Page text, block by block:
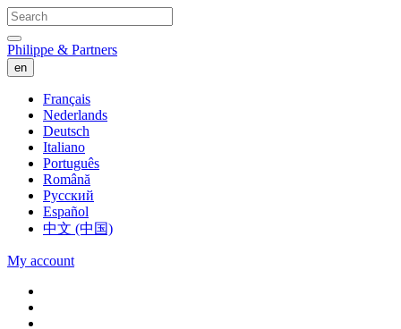
Philippe & Partners
en
Français
Nederlands
Deutsch
Italiano
Português
Română
Русский
Español
中文 (中国)
My account